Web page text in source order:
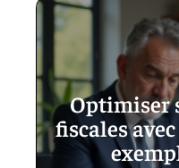
Optimiser
fiscales